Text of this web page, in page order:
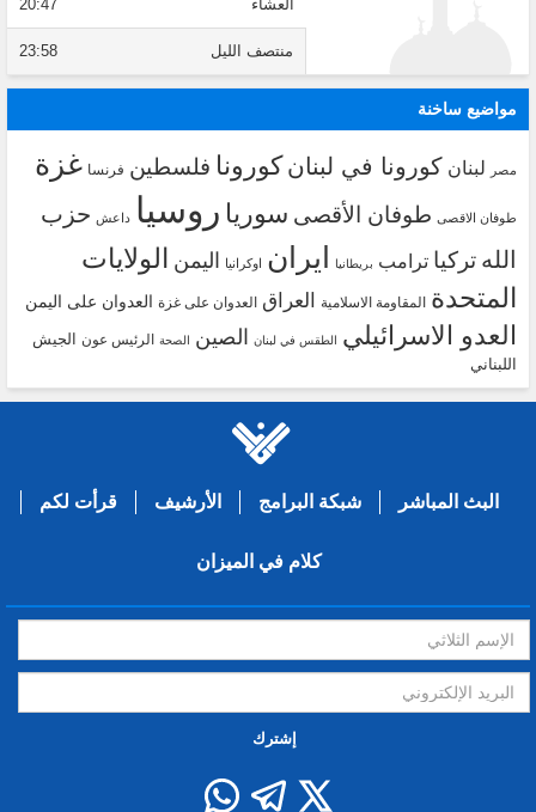
العشاء 20:47
منتصف الليل 23:58
مواضيع ساخنة
مصر لبنان كورونا في لبنانكورونا فلسطين فرنسا غزة
طوفان الاقصى طوفان الأقصى سوريا روسيا داعش حزب
الله تركيا ترامب بريطانيا ايران اوكرانيا اليمن
الولايات
المتحدة
المقاومة الاسلامية العراق العدوان على غزة العدوان على اليمن
العدو الاسرائيلي الطقس في لبنان الصين الصحة الرئيس عون
الجيش
اللبناني
البث المباشر شبكة البرامج الأرشيف قرأت لكم
كلام في الميزان
إشترك